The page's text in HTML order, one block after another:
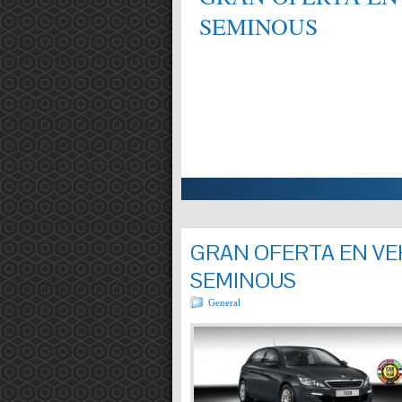
EN MECÀNICA,
Entrada completa »
SEMINOUS
GRAN OFERTA EN
SEMINOUS
General